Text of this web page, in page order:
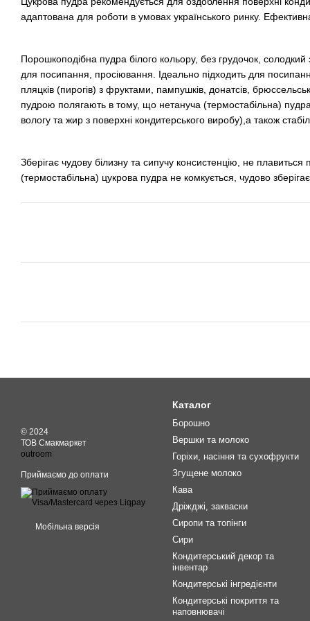
адаптована для роботи в умовах українського ринку.
Порошкоподібна пудра білого кольору, без грудочок,
для посипання, просіювання. Ідеально підходить для
пляцків (пирогів) з фруктами, пампушків, донатсів,
пудрою полягають в тому, що нетануча (термостабільна) пудра
вологу та жир з поверхні кондитерського виробу),а також
Зберігає чудову білизну та сипучу консистенцію, не
(термостабільна) цукрова пудра не комкується, чудово
© 2024
ТОВ Смакмаркет
outroom
Приймаємо до оплати
Мобільна версія
Каталог
Борошно
Вершки та молоко
Горіхи, насіння та сухофрукти
Згущене молоко
Кава
Дріжджі, закваски
Сиропи та топінги
Сири
Кондитерський декор та
інвентар
Кондитерські інгредієнти
Кондитерські покриття та
наповнювачі